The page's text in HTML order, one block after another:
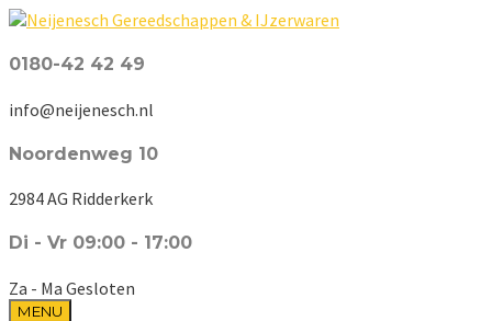
0180-42 42 49
info@neijenesch.nl
Noordenweg 10
2984 AG Ridderkerk
Di - Vr 09:00 - 17:00
Za - Ma Gesloten
MENU